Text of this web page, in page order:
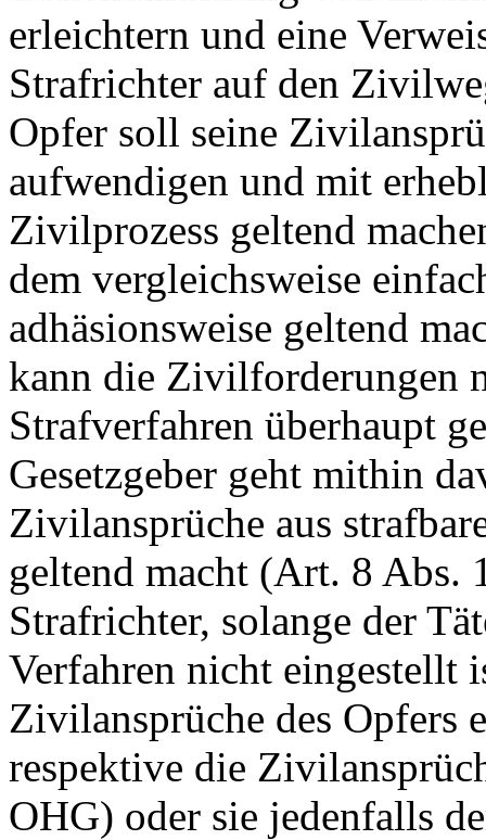
erleichtern und eine
Strafrichter auf den
Opfer soll seine
aufwendigen und mit
Zivilprozess geltend
dem vergleichsweise
adhäsionsweise geltend
kann die Zivilforderungen
Strafverfahren überhaupt
Gesetzgeber geht mithin
Zivilansprüche aus
geltend macht (Art. 8 Abs.
Strafrichter, solange der
Verfahren nicht eingestellt
Zivilansprüche des Opfers
respektive die
OHG) oder sie jedenfalls